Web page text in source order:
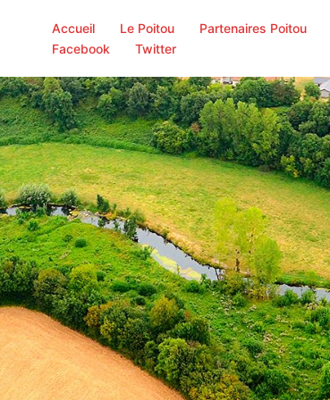
Accueil Le Poitou Partenaires Poitou
Facebook
Twitter